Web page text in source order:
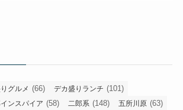
グルメ (66) デカ盛りランチ (101)
ンスパイア (58) 二郎系 (148) 五所川原 (63)